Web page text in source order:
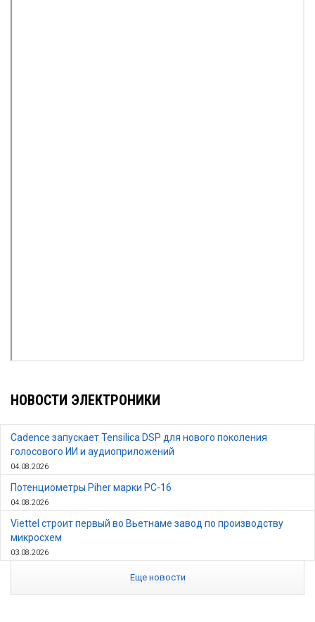
НОВОСТИ ЭЛЕКТРОНИКИ
Cadence запускает Tensilica DSP для нового поколения
голосового ИИ и аудиоприложений
04.08.2026
Потенциометры Piher марки PC-16
04.08.2026
Viettel строит первый во Вьетнаме завод по производству
микросхем
03.08.2026
Еще новости